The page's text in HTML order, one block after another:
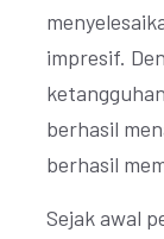
impresif.
berhasil
berhasil
Sejak awal